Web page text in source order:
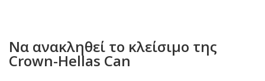
Να ανακληθεί το κλείσιμο της
Crown-Hellas Can